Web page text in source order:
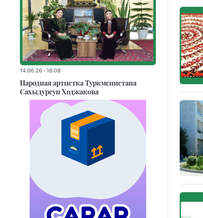
14.06.26 - 18:08
Народная артистка Туркменистана
Сахыдурсун Ходжакова